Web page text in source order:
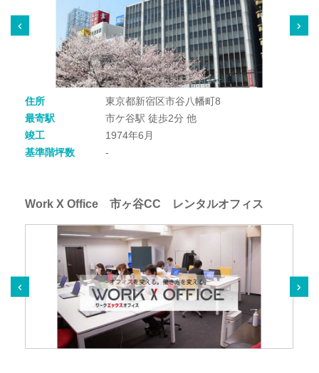
住所
東京都新宿区市谷八幡町8
最寄駅
市ケ谷駅 徒歩2分 他
竣工
1974年6月
基準階坪数
-
Work X Office 市ヶ谷CC レンタルオフィス